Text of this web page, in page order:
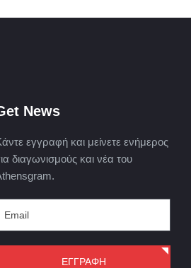
News
εγγραφή και μείνετε ενήμερος
διαγωνισμούς και νέα του
ΕΓΓΡΑΦΗ